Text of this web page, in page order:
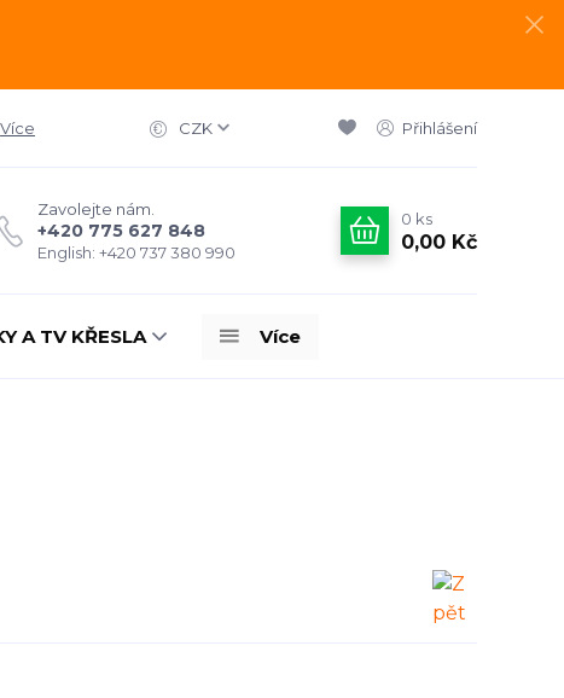
Více CZK Přihlášení
Zavolejte nám.
+420 775 627 848
English: +420 737 380 990
0 ks
0,00 Kč
A TV KŘESLA Více